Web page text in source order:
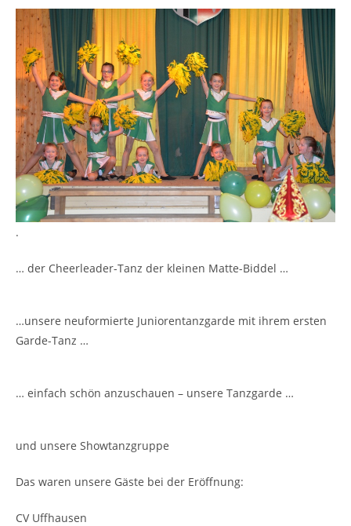
.
… der Cheerleader-Tanz der kleinen Matte-Biddel …
…unsere neuformierte Juniorentanzgarde mit ihrem ersten
Garde-Tanz …
… einfach schön anzuschauen – unsere Tanzgarde …
und unsere Showtanzgruppe
Das waren unsere Gäste bei der Eröffnung:
CV Uffhausen